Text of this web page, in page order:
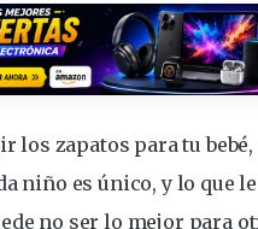
los zapatos para tu
niño es único, y lo que
no ser lo mejor para